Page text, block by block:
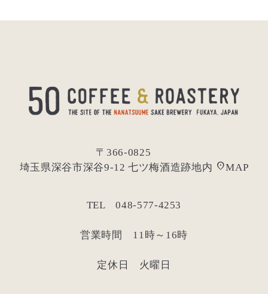
〒366-0825
埼玉県深谷市深谷9-12 七ツ梅酒造跡地内 location_onMAP
TEL 048-577-4253
営業時間 11時～16時
定休日 火曜日